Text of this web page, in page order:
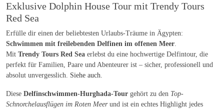
Exklusive Dolphin House Tour mit Trendy Tours
Red Sea
Erfülle dir einen der beliebtesten Urlaubs-Träume in Ägypten:
Schwimmen mit freilebenden Delfinen im offenen Meer.
Mit Trendy Tours Red Sea erlebst du eine hochwertige Delfintour, die
perfekt für Familien, Paare und Abenteurer ist – sicher, professionell und
absolut unvergesslich. Siehe auch.
Diese Delfinschwimmen-Hurghada-Tour gehört zu den Top-
Schnorchelausflügen im Roten Meerund ist ein echtes Highlight jedes